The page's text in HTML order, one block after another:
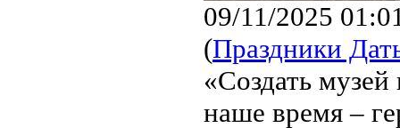
09/11/2025
(Праздники
«Создать музей
наше время –